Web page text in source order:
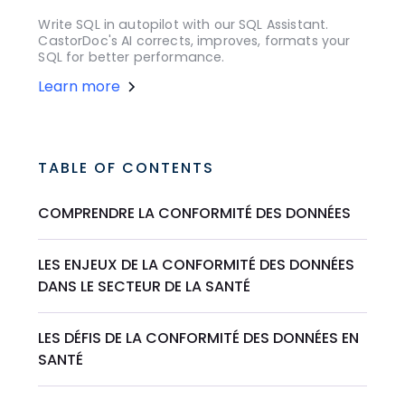
Write SQL in autopilot with our SQL Assistant.
CastorDoc's AI corrects, improves, formats your
SQL for better performance.
Learn more
TABLE OF CONTENTS
COMPRENDRE LA CONFORMITÉ DES DONNÉES
LES ENJEUX DE LA CONFORMITÉ DES DONNÉES
DANS LE SECTEUR DE LA SANTÉ
LES DÉFIS DE LA CONFORMITÉ DES DONNÉES EN
SANTÉ